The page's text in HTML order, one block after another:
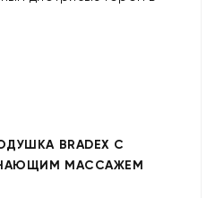
BRADEX С
МАССАЖЕМ